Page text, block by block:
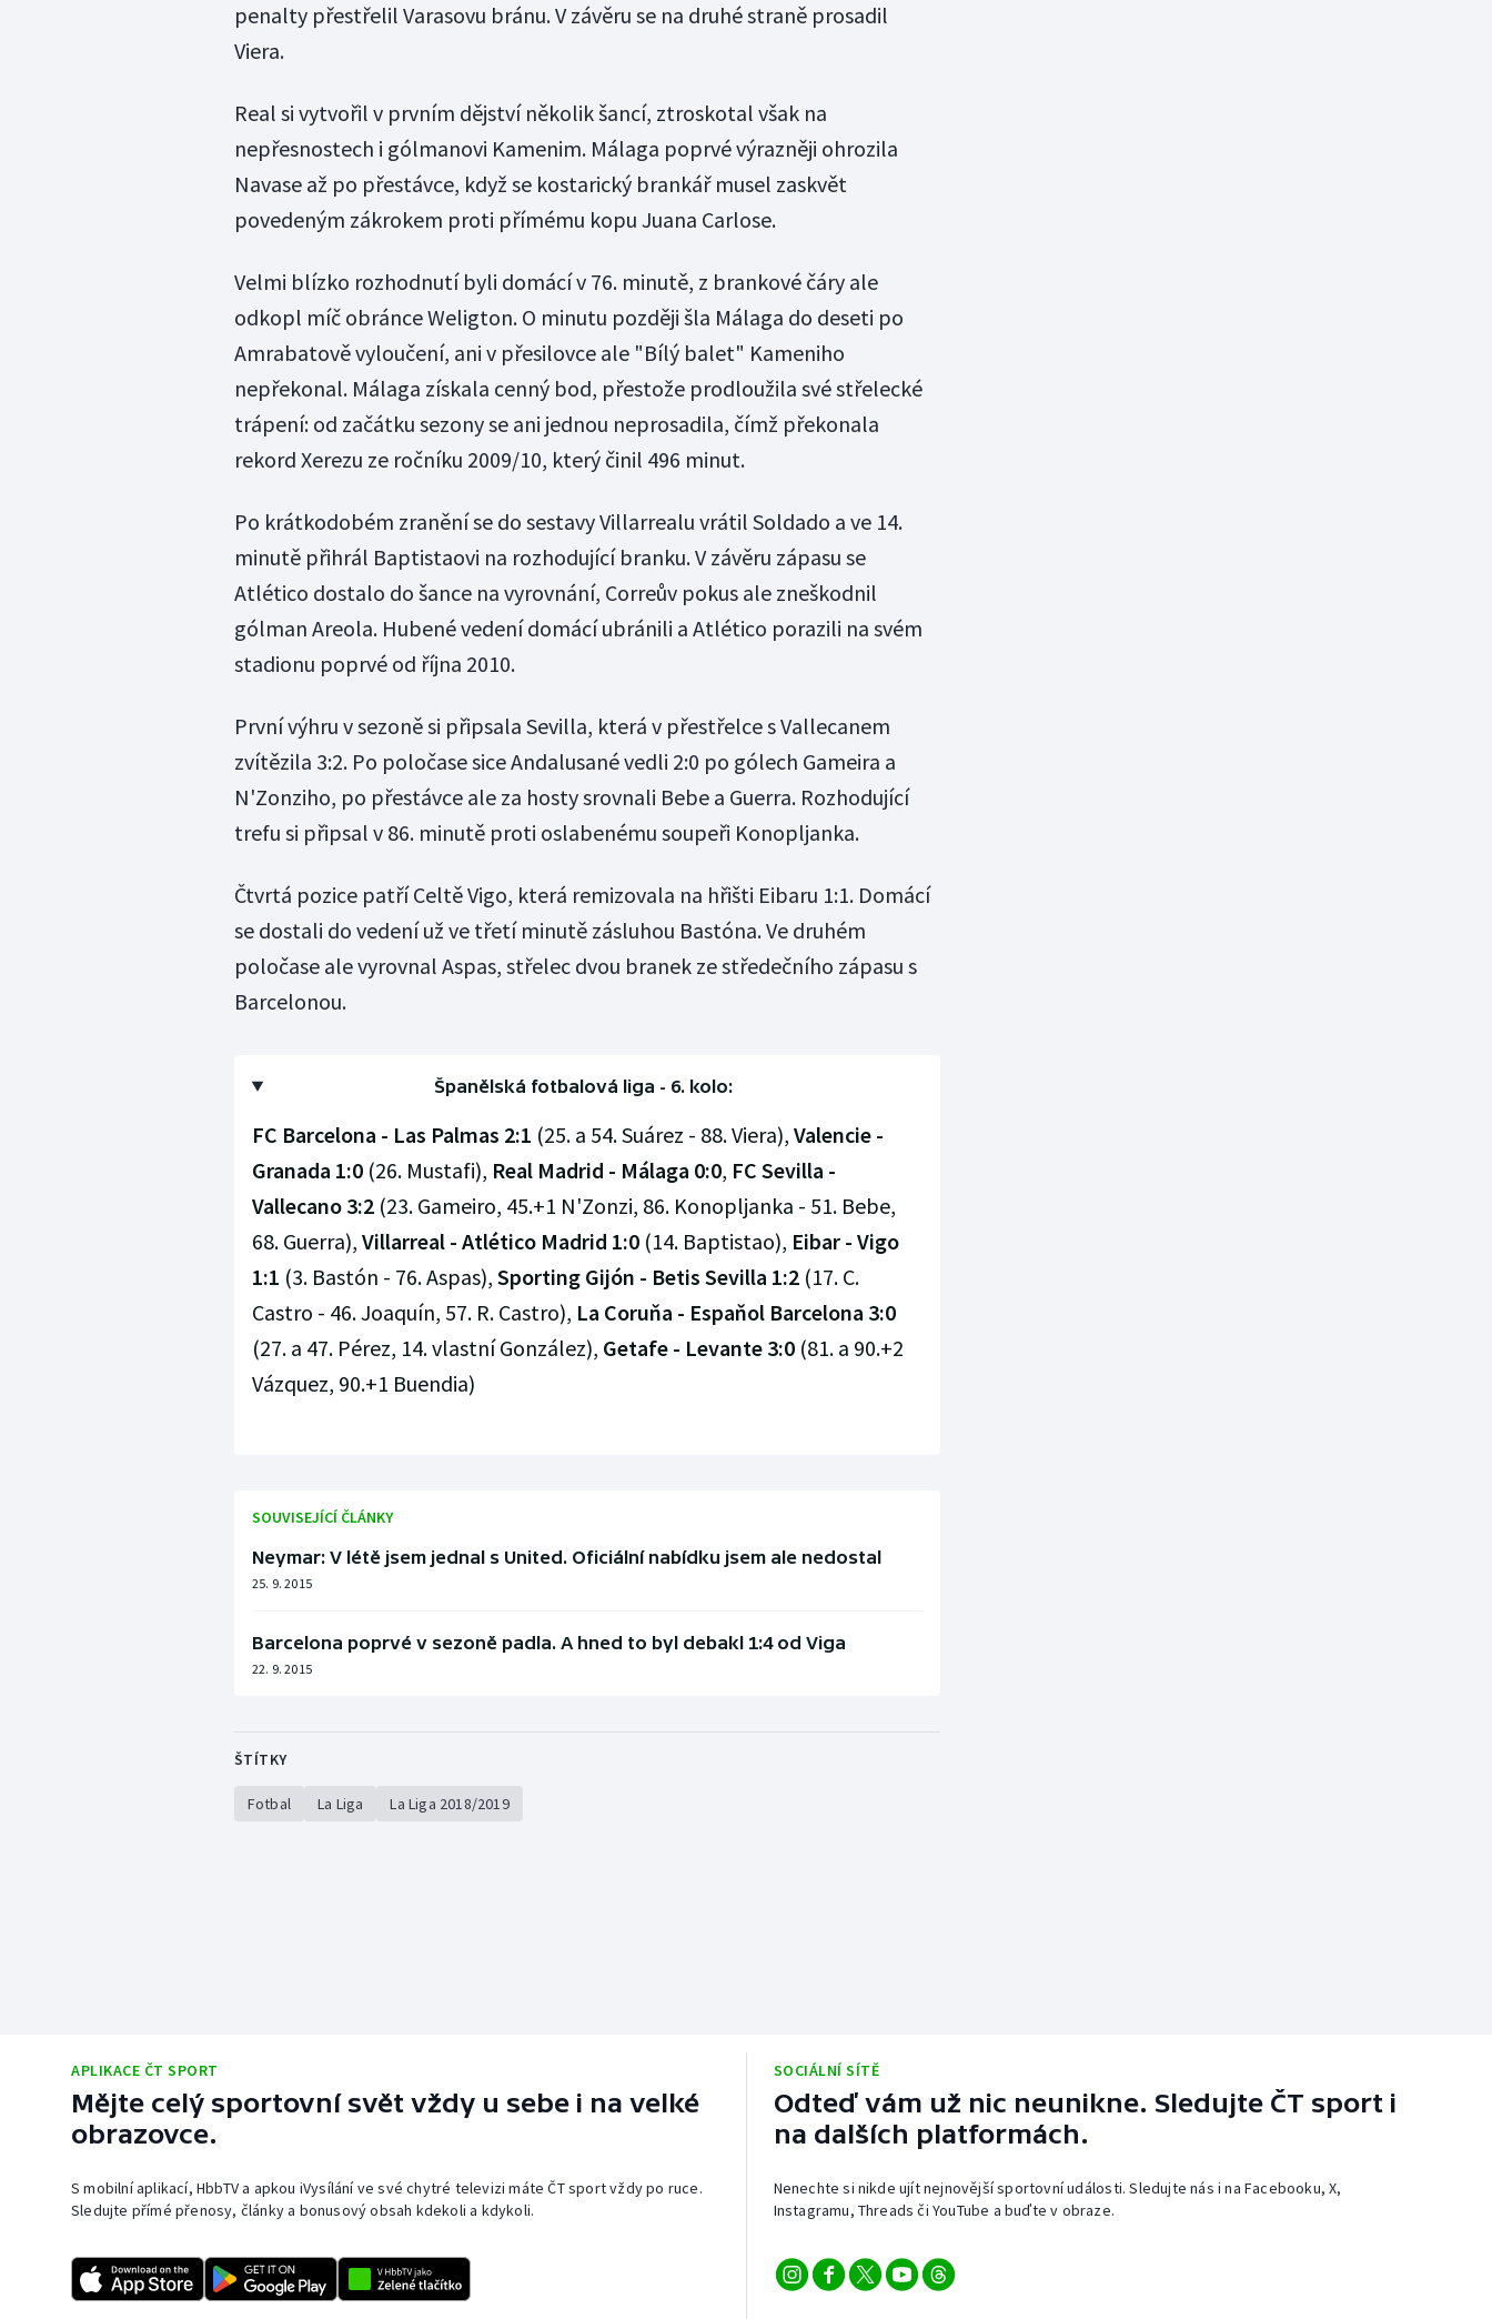
penalty přestřelil Varasovu bránu. V závěru se na druhé straně prosadil
Viera.
Real si vytvořil v prvním dějství několik šancí, ztroskotal však na
nepřesnostech i gólmanovi Kamenim. Málaga poprvé výrazněji ohrozila
Navase až po přestávce, když se kostarický brankář musel zaskvět
povedeným zákrokem proti přímému kopu Juana Carlose.
Velmi blízko rozhodnutí byli domácí v 76. minutě, z brankové čáry ale
odkopl míč obránce Weligton. O minutu později šla Málaga do deseti po
Amrabatově vyloučení, ani v přesilovce ale "Bílý balet" Kameniho
nepřekonal. Málaga získala cenný bod, přestože prodloužila své střelecké
trápení: od začátku sezony se ani jednou neprosadila, čímž překonala
rekord Xerezu ze ročníku 2009/10, který činil 496 minut.
Po krátkodobém zranění se do sestavy Villarrealu vrátil Soldado a ve 14.
minutě přihrál Baptistaovi na rozhodující branku. V závěru zápasu se
Atlético dostalo do šance na vyrovnání, Correův pokus ale zneškodnil
gólman Areola. Hubené vedení domácí ubránili a Atlético porazili na svém
stadionu poprvé od října 2010.
První výhru v sezoně si připsala Sevilla, která v přestřelce s Vallecanem
zvítězila 3:2. Po poločase sice Andalusané vedli 2:0 po gólech Gameira a
N'Zonziho, po přestávce ale za hosty srovnali Bebe a Guerra. Rozhodující
trefu si připsal v 86. minutě proti oslabenému soupeři Konopljanka.
Čtvrtá pozice patří Celtě Vigo, která remizovala na hřišti Eibaru 1:1. Domácí
se dostali do vedení už ve třetí minutě zásluhou Bastóna. Ve druhém
poločase ale vyrovnal Aspas, střelec dvou branek ze středečního zápasu s
Barcelonou.
Španělská fotbalová liga - 6. kolo:
FC Barcelona - Las Palmas 2:1 (25. a 54. Suárez - 88. Viera), Valencie -
Granada 1:0(26. Mustafi), Real Madrid - Málaga 0:0, FC Sevilla -
Vallecano 3:2(23. Gameiro, 45.+1 N'Zonzi, 86. Konopljanka - 51. Bebe,
68. Guerra), Villarreal - Atlético Madrid 1:0(14. Baptistao), Eibar - Vigo
1:1 (3. Bastón - 76. Aspas), Sporting Gijón - Betis Sevilla 1:2(17. C.
Castro - 46. Joaquín, 57. R. Castro), La Coruňa - Espaňol Barcelona 3:0
(27. a 47. Pérez, 14. vlastní González), Getafe - Levante 3:0(81. a 90.+2
Vázquez, 90.+1 Buendia)
SOUVISEJÍCÍ ČLÁNKY
Neymar: V létě jsem jednal s United. Oficiální nabídku jsem ale nedostal
25. 9. 2015
Barcelona poprvé v sezoně padla. A hned to byl debakl 1:4 od Viga
22. 9. 2015
ŠTÍTKY
Fotbal La Liga La Liga 2018/2019
APLIKACE ČT SPORT
Mějte celý sportovní svět vždy u sebe i na velké
obrazovce.
S mobilní aplikací, HbbTV a apkou iVysílání ve své chytré televizi máte ČT sport vždy po ruce.
Sledujte přímé přenosy, články a bonusový obsah kdekoli a kdykoli.
SOCIÁLNÍ SÍTĚ
Odteď vám už nic neunikne. Sledujte ČT sport i
na dalších platformách.
Nenechte si nikde ujít nejnovější sportovní události. Sledujte nás i na Facebooku, X,
Instagramu, Threads či YouTube a buďte v obraze.